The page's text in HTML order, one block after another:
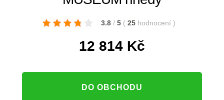
3.8 / 5 ( 25 hodnocení )
12 814 Kč
DO OBCHODU